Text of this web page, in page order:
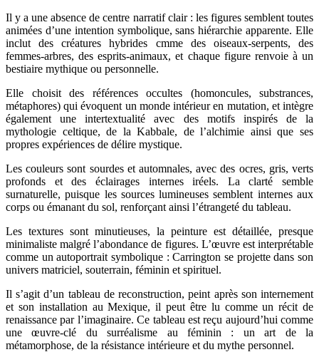
Il y a une absence de centre narratif clair : les figures semblent toutes
animées d’une intention symbolique, sans hiérarchie apparente. Elle
inclut des créatures hybrides cmme des oiseaux-serpents, des
femmes-arbres, des esprits-animaux, et chaque figure renvoie à un
bestiaire mythique ou personnelle.
Elle choisit des références occultes (homoncules, substrances,
métaphores) qui évoquent un monde intérieur en mutation, et intègre
également une intertextualité avec des motifs inspirés de la
mythologie celtique, de la Kabbale, de l’alchimie ainsi que ses
propres expériences de délire mystique.
Les couleurs sont sourdes et automnales, avec des ocres, gris, verts
profonds et des éclairages internes iréels. La clarté semble
surnaturelle, puisque les sources lumineuses semblent internes aux
corps ou émanant du sol, renforçant ainsi l’étrangeté du tableau.
Les textures sont minutieuses, la peinture est détaillée, presque
minimaliste malgré l’abondance de figures. L’œuvre est interprétable
comme un autoportrait symbolique : Carrington se projette dans son
univers matriciel, souterrain, féminin et spirituel.
Il s’agit d’un tableau de reconstruction, peint après son internement
et son installation au Mexique, il peut être lu comme un récit de
renaissance par l’imaginaire. Ce tableau est reçu aujourd’hui comme
une œuvre-clé du surréalisme au féminin : un art de la
métamorphose, de la résistance intérieure et du mythe personnel.